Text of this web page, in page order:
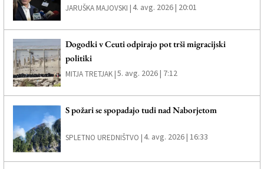
JARUŠKA MAJOVSKI |4. avg. 2026 | 20:01
Dogodki v Ceuti odpirajo pot trši migracijski
politiki
MITJA TRETJAK |5. avg. 2026 | 7:12
S požari se spopadajo tudi nad Naborjetom
SPLETNO UREDNIŠTVO |4. avg. 2026 | 16:33